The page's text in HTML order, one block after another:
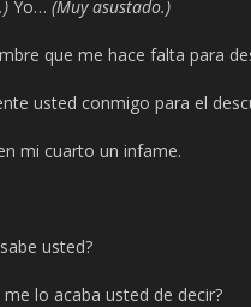
Yo… (Muy asustado.)
que me hace falta para
usted conmigo para el
mi cuarto un infame.
usted?
lo acaba usted de decir?